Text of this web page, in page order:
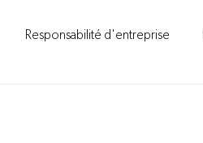
Responsabilité d'entreprise